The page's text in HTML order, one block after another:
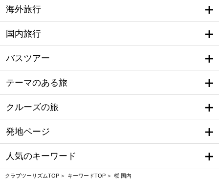
海外旅行
国内旅行
バスツアー
テーマのある旅
クルーズの旅
発地ページ
人気のキーワード
クラブツーリズムTOP キーワードTOP 桜 国内